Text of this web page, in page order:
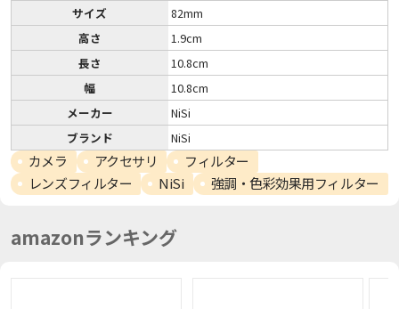
サイズ
82mm
高さ
1.9cm
長さ
10.8cm
幅
10.8cm
メーカー
NiSi
ブランド
NiSi
カメラ アクセサリ
フィルター
レンズフィルター
NiSi 強調・色彩効果用フィルター
amazonランキング